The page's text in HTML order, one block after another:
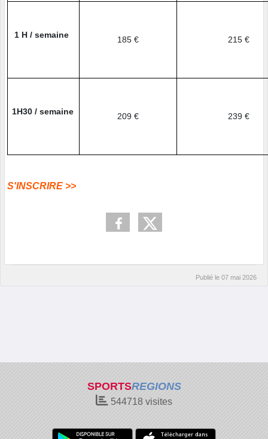
1 H / semaine 185 € 215 €
1H30 / semaine 209 € 239 €
S'INSCRIRE >>
Publié le 07 mai 2026
SPORTSREGIONS
544718 visites